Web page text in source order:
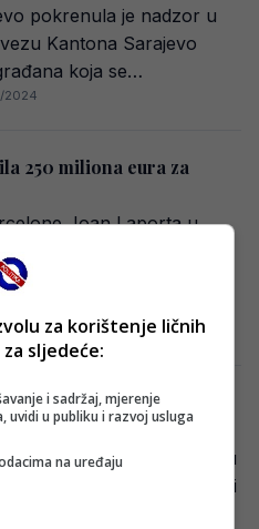
pokrenula je nadzor u
Kantona Sarajevo
koja se…
2024
250 miliona eura za
Joan Laporta u
finansijsku situaciju u
2024
derbijem otvara
BiH
derbijem između
Brijega na stadionu Mokri
počinje deseto kolo
za korištenje ličnih
sljedeće:
i sadržaj, mjerenje
uvidi u publiku i razvoj usluga
na uređaju